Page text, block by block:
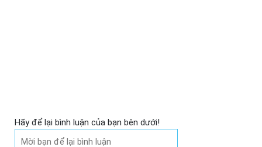
Hãy để lại bình luận của bạn bên dưới!